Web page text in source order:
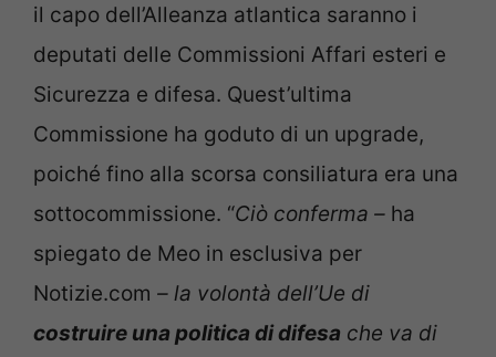
il capo dell’Alleanza atlantica saranno i
deputati delle Commissioni Affari esteri e
Sicurezza e difesa. Quest’ultima
Commissione ha goduto di un upgrade,
poiché fino alla scorsa consiliatura era una
sottocommissione. “Ciò conferma – ha
spiegato de Meo in esclusiva per
Notizie.com – la volontà dell’Ue di
costruire una politica di difesa che va di